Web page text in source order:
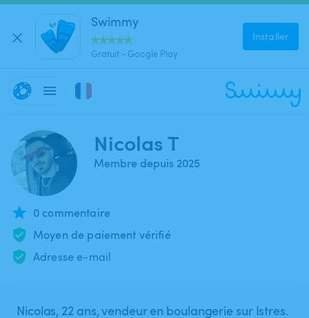
Swimmy
Gratuit - Google Play
Installer
Nicolas T
Membre depuis 2025
0 commentaire
Moyen de paiement vérifié
Adresse e-mail
Nicolas, 22 ans, vendeur en boulangerie sur Istres.